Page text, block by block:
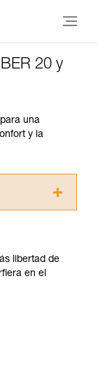
20 y
una
y la
poder
formación
con
libertad de
en el